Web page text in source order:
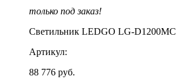
только под заказ!
Светильник LEDGO LG-D1200MC
Артикул:
88 776 руб.